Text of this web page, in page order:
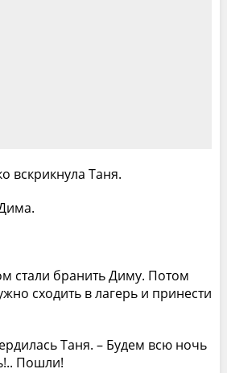
вскрикнула Таня.
стали бранить Диму. Потом
сходить в лагерь и принести
Таня. – Будем всю ночь
Пошли!